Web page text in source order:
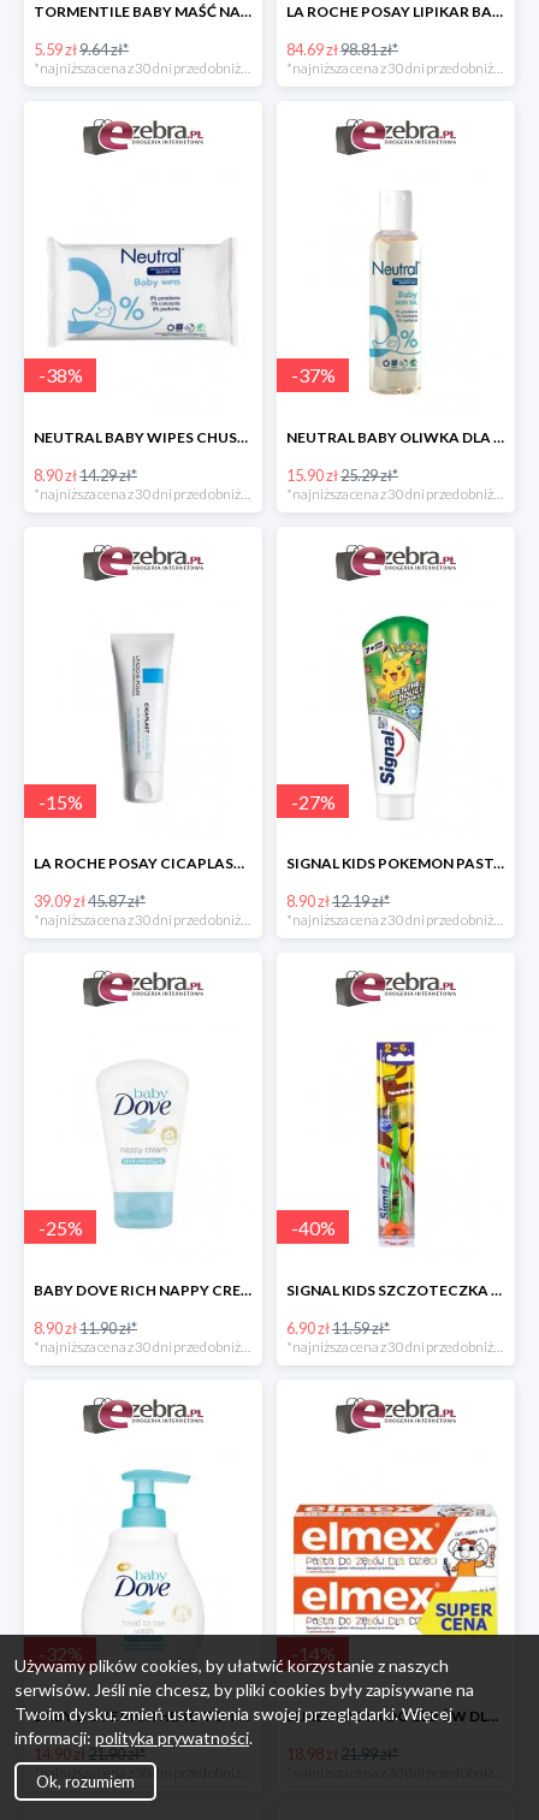
TORMENTILE BABY MAŚĆ NA ODPARZENIA PIELUSZKOWE
5.59 zł9.64 zł*
LA ROCHE POSAY LIPIKAR BAUME AP+ BALSAM UZUPEŁNIAJĄCY POZIOM LIPIDÓW
84.69 zł98.81 zł*
-38%
NEUTRAL BABY WIPES CHUSTECZKI NAWILŻANE DLA DZIECI
8.90 zł14.29 zł*
*najniższa cena z 30 dni przed obniżką
-37%
NEUTRAL BABY OLIWKA DLA DZIECI
15.90 zł25.29 zł*
*najniższa cena z 30 dni przed obniżką
-15%
LA ROCHE POSAY CICAPLAST BAUME B5 KOJĄCY BALSAM REGENERUJĄCY
39.09 zł45.87 zł*
*najniższa cena z 30 dni przed obniżką
-27%
SIGNAL KIDS POKEMON PASTA DO ZĘBÓW DLA DZIECI
8.90 zł12.19 zł*
*najniższa cena z 30 dni przed obniżką
-25%
BABY DOVE RICH NAPPY CREAM KREM PRZECIW ODPARZENIOM
8.90 zł11.90 zł*
-40%
SIGNAL KIDS SZCZOTECZKA DO ZĘBÓW DLA DZIECI
6.90 zł11.59 zł*
-32%
BABY DOVE RICH HEAD TO TOE WASH EMULSJA DO MYCIA CIAŁA I WŁOSÓW
14.90 zł21.90 zł*
-14%
ELMEX PASTA DO ZĘBÓW DLA DZIECI 2PAK
18.98 zł21.99 zł*
Używamy plików cookies, by ułatwić korzystanie z naszych
serwisów. Jeśli nie chcesz, by pliki cookies były zapisywane na
Twoim dysku, zmień ustawienia swojej przeglądarki. Więcej
informacji: polityka prywatności.
Ok, rozumiem